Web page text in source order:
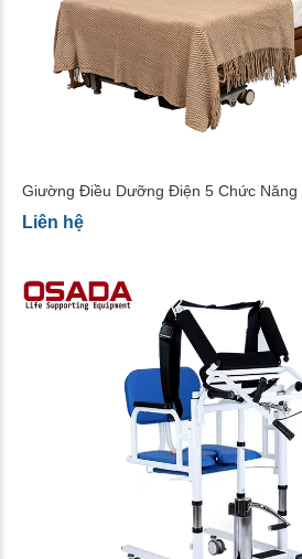
Giường Điều Dưỡng Điện 5 Chức Năng
Liên hệ